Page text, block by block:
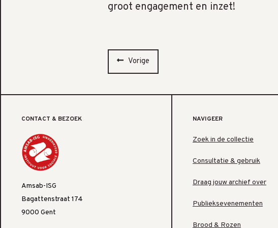
groot engagement en inzet!
Vorige
CONTACT & BEZOEK
Amsab-ISG
Bagattenstraat 174
9000 Gent
NAVIGEER
Zoek in de collectie
Consultatie & gebruik
Draag jouw archief over
Publieksevenementen
Brood & Rozen